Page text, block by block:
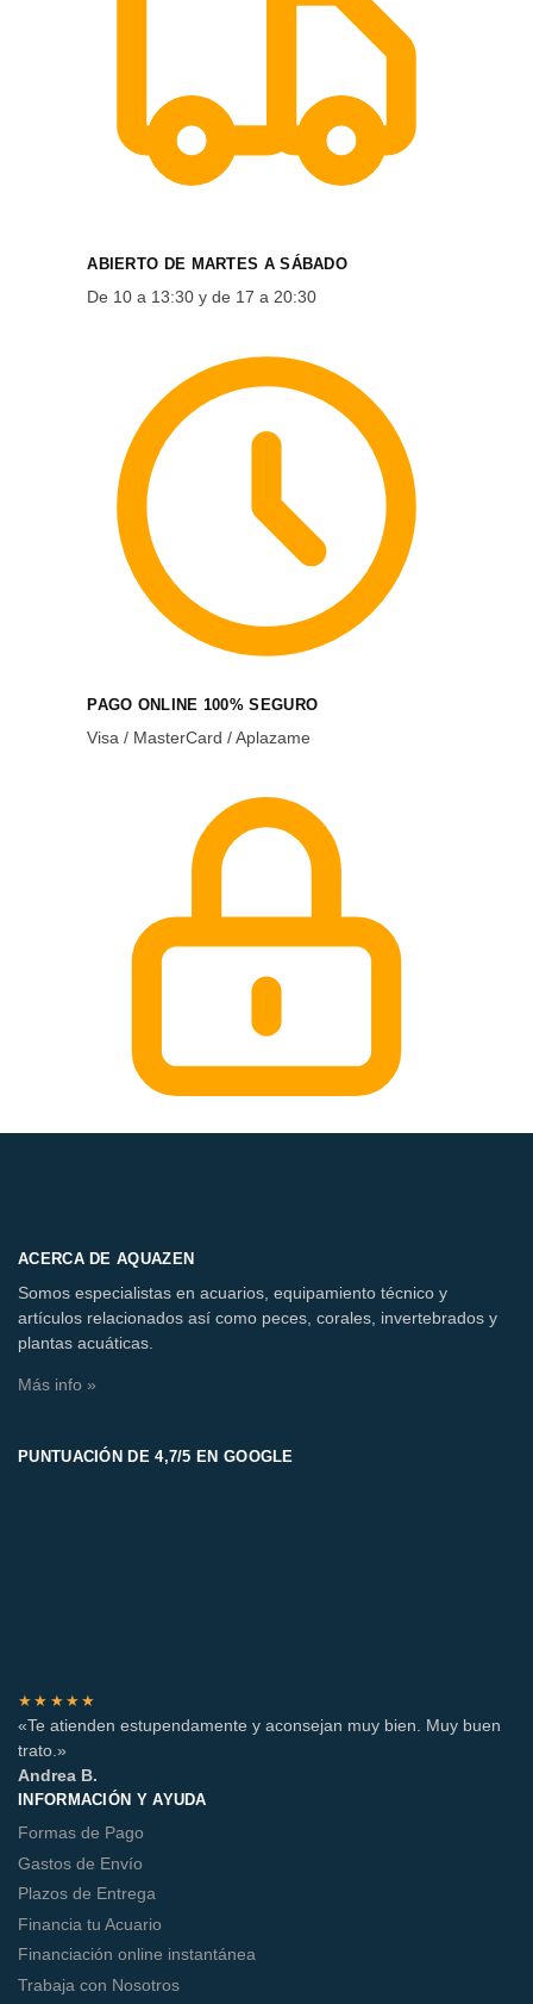
ABIERTO DE MARTES A SÁBADO
De 10 a 13:30 y de 17 a 20:30
PAGO ONLINE 100% SEGURO
Visa / MasterCard / Aplazame
ACERCA DE AQUAZEN
Somos especialistas en acuarios, equipamiento técnico y
artículos relacionados así como peces, corales, invertebrados y
plantas acuáticas.
Más info »
PUNTUACIÓN DE 4,7/5 EN GOOGLE
★★★★★
«Te atienden estupendamente y aconsejan muy bien. Muy buen
trato.»
Andrea B.
INFORMACIÓN Y AYUDA
Formas de Pago
Gastos de Envío
Plazos de Entrega
Financia tu Acuario
Financiación online instantánea
Trabaja con Nosotros